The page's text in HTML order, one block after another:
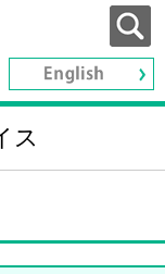
ス